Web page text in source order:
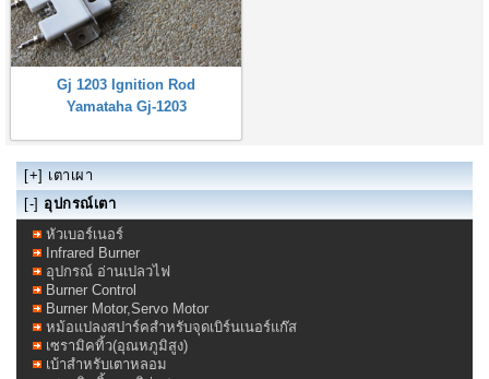
Gj 1203 Ignition Rod
Yamataha Gj-1203
[+] เตาเผา
[-] อุปกรณ์เตา
หัวเบอร์เนอร์
Infrared Burner
อุปกรณ์ อ่านเปลวไฟ
Burner Control
Burner Motor,Servo Motor
หม้อแปลงสปาร์คสำหรับจุดเบิร์นเนอร์แก๊ส
เซรามิคทิ้ว(อุณหภูมิสูง)
เบ้าสำหรับเตาหลอม